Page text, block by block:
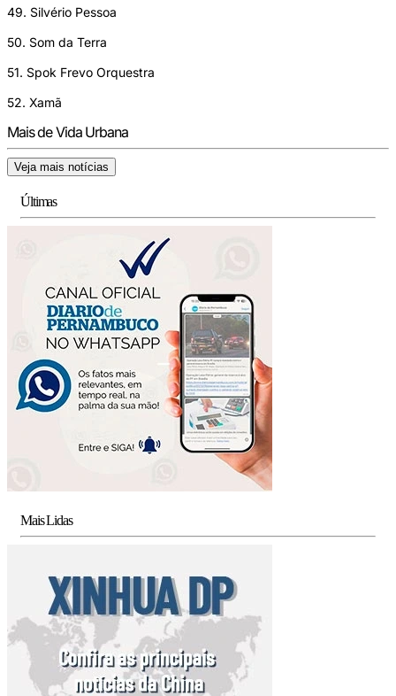
49. Silvério Pessoa
50. Som da Terra
51. Spok Frevo Orquestra
52. Xamã
Mais de Vida Urbana
Veja mais notícias
Últimas
Mais Lidas